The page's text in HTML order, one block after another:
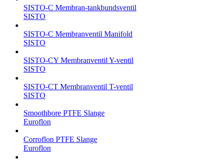
SISTO-C Membran-tankbundsventil
SISTO
SISTO-C Membranventil Manifold
SISTO
SISTO-CY Membranventil Y-ventil
SISTO
SISTO-CT Membranventil T-ventil
SISTO
Smoothbore PTFE Slange
Euroflon
Corroflon PTFE Slange
Euroflon